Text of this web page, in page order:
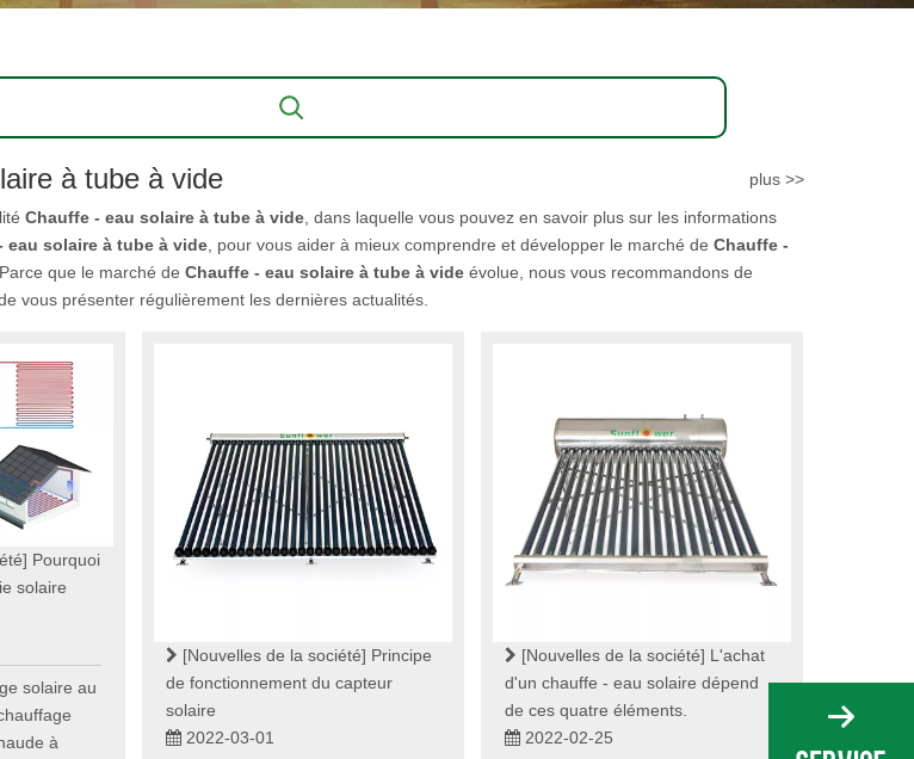
à tube à vide plus >>
Chauffe - eau solaire à tube à vide , dans laquelle vous pouvez en savoir plus sur les informations
eau solaire à tube à vide , pour vous aider à mieux comprendre et développer le marché de Chauffe -
. Parce que le marché de Chauffe - eau solaire à tube à vide évolue, nous vous recommandons de
vous présenter régulièrement les dernières actualités.
Pourquoi
solaire
solaire au
à
[Nouvelles de la société] Principe
de fonctionnement du capteur
solaire
2022-03-01
[Nouvelles de la société] L'achat
d'un chauffe - eau solaire dépend
de ces quatre éléments.
2022-02-25